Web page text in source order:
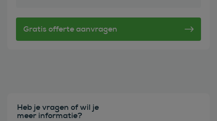
Heb je vragen of wil je
meer informatie?